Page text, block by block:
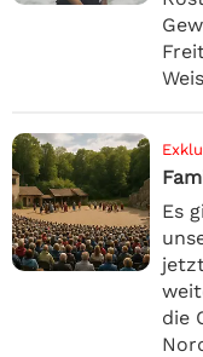
Es
die